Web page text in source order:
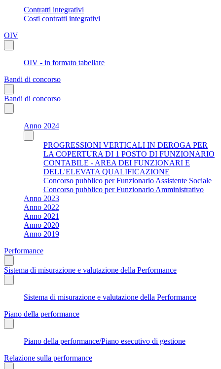
Contratti integrativi
Costi contratti integrativi
OIV
OIV - in formato tabellare
Bandi di concorso
Bandi di concorso
Anno 2024
PROGRESSIONI VERTICALI IN DEROGA PER
LA COPERTURA DI 1 POSTO DI FUNZIONARIO
CONTABILE - AREA DEI FUNZIONARI E
DELL'ELEVATA QUALIFICAZIONE
Concorso pubblico per Funzionario Assistente Sociale
Concorso pubblico per Funzionario Amministrativo
Anno 2023
Anno 2022
Anno 2021
Anno 2020
Anno 2019
Performance
Sistema di misurazione e valutazione della Performance
Sistema di misurazione e valutazione della Performance
Piano della performance
Piano della performance/Piano esecutivo di gestione
Relazione sulla performance